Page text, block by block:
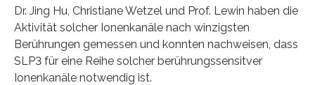
Dr. Jing Hu, Christiane Wetzel und Prof. Lewin haben die
Aktivität solcher Ionenkanäle nach winzigsten
Berührungen gemessen und konnten nachweisen, dass
SLP3 für eine Reihe solcher berührungssensitver
Ionenkanäle notwendig ist.